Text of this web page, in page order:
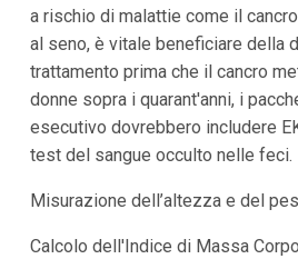
a rischio di malattie come il
al seno, è vitale beneficiare della
trattamento prima che il cancro
donne sopra i quarant'anni, i
esecutivo dovrebbero includere
test del sangue occulto nelle feci.
Misurazione dell’altezza e del
Calcolo dell'Indice di Massa